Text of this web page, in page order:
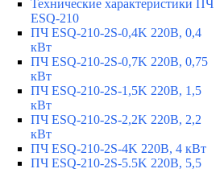
Технические характеристики ПЧ
ESQ-210
ПЧ ESQ-210-2S-0,4K 220В, 0,4
кВт
ПЧ ESQ-210-2S-0,7K 220В, 0,75
кВт
ПЧ ESQ-210-2S-1,5K 220В, 1,5
кВт
ПЧ ESQ-210-2S-2,2K 220В, 2,2
кВт
ПЧ ESQ-210-2S-4K 220В, 4 кВт
ПЧ ESQ-210-2S-5.5K 220В, 5,5